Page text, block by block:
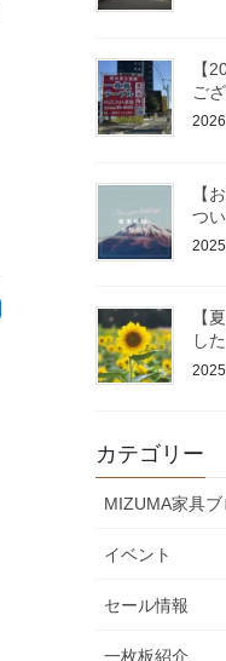
【
ご
【
つ
【
した
カテゴリー
MIZUMA家具ブ
イベント
セール情報
一枚板紹介